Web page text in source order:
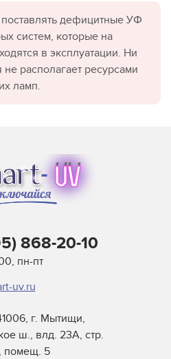
дефицитные УФ
систем, которые на
в эксплуатации. Ни
располагает ресурсами
ламп.
868-20-10
пн-пт
uv.ru
г. Мытищи,
ш., влд. 23А, стр.
помещ. 5